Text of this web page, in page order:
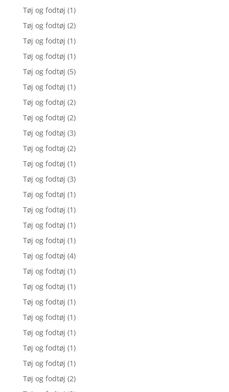
Tøj og fodtøj (1)
Tøj og fodtøj (2)
Tøj og fodtøj (1)
Tøj og fodtøj (1)
Tøj og fodtøj (5)
Tøj og fodtøj (1)
Tøj og fodtøj (2)
Tøj og fodtøj (2)
Tøj og fodtøj (3)
Tøj og fodtøj (2)
Tøj og fodtøj (1)
Tøj og fodtøj (3)
Tøj og fodtøj (1)
Tøj og fodtøj (1)
Tøj og fodtøj (1)
Tøj og fodtøj (1)
Tøj og fodtøj (4)
Tøj og fodtøj (1)
Tøj og fodtøj (1)
Tøj og fodtøj (1)
Tøj og fodtøj (1)
Tøj og fodtøj (1)
Tøj og fodtøj (1)
Tøj og fodtøj (1)
Tøj og fodtøj (2)